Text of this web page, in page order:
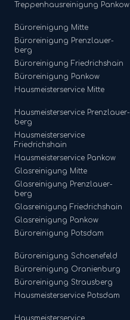
Treppenhausreinigung Pankow
Büroreinigung Mitte
Büroreinigung Prenzlauer-
berg
Büroreinigung Friedrichshain
Büroreinigung Pankow
Hausmeisterservice Mitte
Hausmeisterservice Prenzlauer-
berg
Hausmeisterservice
Friedrichshain
Hausmeisterservice Pankow
Glasreinigung Mitte
Glasreinigung Prenzlauer-
berg
Glasreinigung Friedrichshain
Glasreinigung Pankow
Büroreinigung Potsdam
Büroreinigung Schoenefeld
Büroreinigung Oranienburg
Büroreinigung Strausberg
Hausmeisterservice Potsdam
Hausmeisterservice